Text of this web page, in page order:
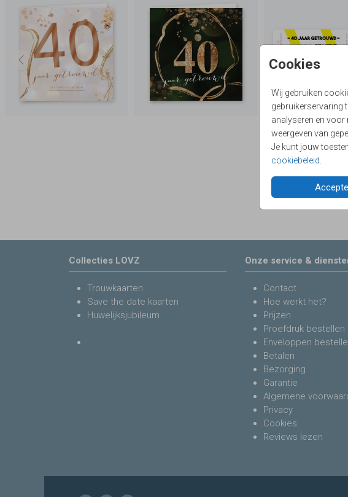
Cookies
Wij gebruiken
gebruikerservaring
analyseren en voor
weergeven van
Je kunt jouw
cookiebeleid
Collecties LOVZ
Trouwkaarten
Save the date kaarten
Huwelijksjubileum
Onze service &
Contact
Hoe werkt het?
Prijzen
Proefdruk bestellen
Enveloppen
Betalen
Bezorging
Garantie
Algemene
Privacy
Cookies
Reviews lezen